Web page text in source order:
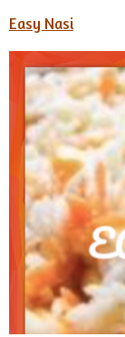
Easy Nasi